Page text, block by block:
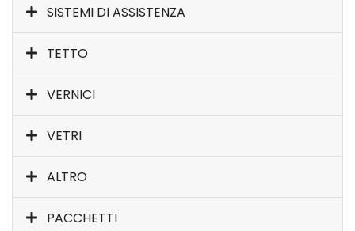
SISTEMI DI ASSISTENZA
TETTO
VERNICI
VETRI
ALTRO
PACCHETTI